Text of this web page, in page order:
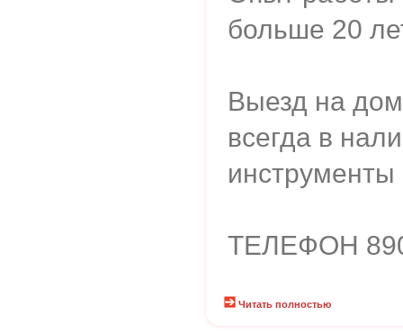
больше 20
Выезд на
всегда в
инструменты
ТЕЛЕФОН
Читать полностью